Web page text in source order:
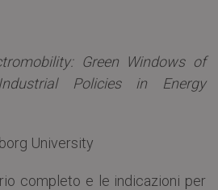
Green Windows of
Policies in Energy
University
completo e le indicazioni per